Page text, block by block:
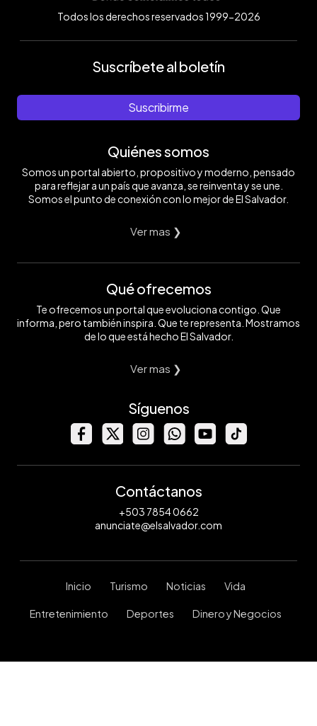
Todos los derechos reservados 1999-2026
Suscríbete al boletín
Suscribirme
Quiénes somos
Somos un portal abierto, propositivo y moderno, pensado
para reflejar a un país que avanza, se reinventa y se une.
Somos el punto de conexión con lo mejor de El Salvador.
Ver mas ❯
Qué ofrecemos
Te ofrecemos un portal que evoluciona contigo. Que
informa, pero también inspira. Que te representa. Mostramos
de lo que está hecho El Salvador.
Ver mas ❯
Síguenos
Contáctanos
+503 7854 0662
anunciate@elsalvador.com
Inicio Turismo Noticias Vida
Entretenimiento Deportes Dinero y Negocios